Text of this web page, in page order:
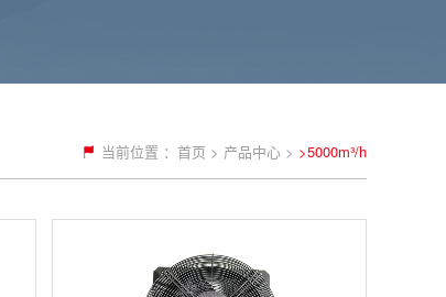
当前位置 ： 首页 > 产品中心 > >5000m³/h